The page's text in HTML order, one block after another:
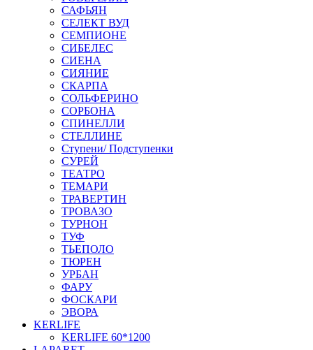
САФЬЯН
СЕЛЕКТ ВУД
СЕМПИОНЕ
СИБЕЛЕС
СИЕНА
СИЯНИЕ
СКАРПА
СОЛЬФЕРИНО
СОРБОНА
СПИНЕЛЛИ
СТЕЛЛИНЕ
Ступени/ Подступенки
СУРЕЙ
ТЕАТРО
ТЕМАРИ
ТРАВЕРТИН
ТРОВАЗО
ТУРНОН
ТУФ
ТЬЕПОЛО
ТЮРЕН
УРБАН
ФАРУ
ФОСКАРИ
ЭВОРА
KERLIFE
KERLIFE 60*1200